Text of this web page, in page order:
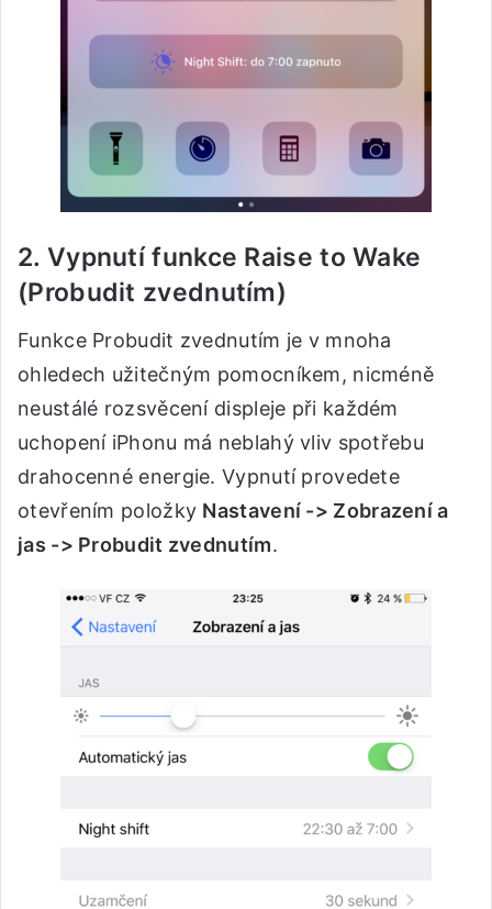
2. Vypnutí funkce Raise to Wake
(Probudit zvednutím)
Funkce Probudit zvednutím je v mnoha
ohledech užitečným pomocníkem, nicméně
neustálé rozsvěcení displeje při každém
uchopení iPhonu má neblahý vliv spotřebu
drahocenné energie. Vypnutí provedete
otevřením položky Nastavení -> Zobrazení a
jas -> Probudit zvednutím.